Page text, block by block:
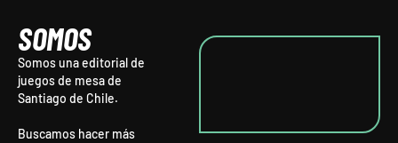
SOMOS
Somos una editorial de
juegos de mesa de
Santiago de Chile.
Buscamos hacer más